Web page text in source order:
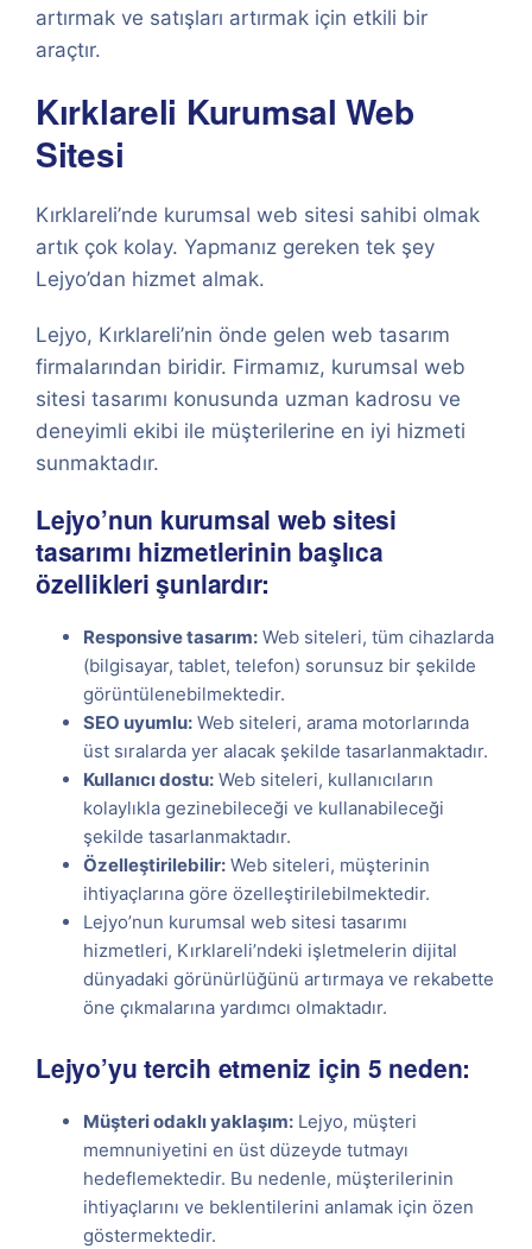
artırmak ve satışları artırmak için etkili bir
araçtır.
Kırklareli Kurumsal Web
Sitesi
Kırklareli’nde kurumsal web sitesi sahibi olmak
artık çok kolay. Yapmanız gereken tek şey
Lejyo’dan hizmet almak.
Lejyo, Kırklareli’nin önde gelen web tasarım
firmalarından biridir. Firmamız, kurumsal web
sitesi tasarımı konusunda uzman kadrosu ve
deneyimli ekibi ile müşterilerine en iyi hizmeti
sunmaktadır.
Lejyo’nun kurumsal web sitesi
tasarımı hizmetlerinin başlıca
özellikleri şunlardır:
Responsive tasarım: Web siteleri, tüm cihazlarda
(bilgisayar, tablet, telefon) sorunsuz bir şekilde
görüntülenebilmektedir.
SEO uyumlu: Web siteleri, arama motorlarında
üst sıralarda yer alacak şekilde tasarlanmaktadır.
Kullanıcı dostu: Web siteleri, kullanıcıların
kolaylıkla gezinebileceği ve kullanabileceği
şekilde tasarlanmaktadır.
Özelleştirilebilir: Web siteleri, müşterinin
ihtiyaçlarına göre özelleştirilebilmektedir.
Lejyo’nun kurumsal web sitesi tasarımı
hizmetleri, Kırklareli’ndeki işletmelerin dijital
dünyadaki görünürlüğünü artırmaya ve rekabette
öne çıkmalarına yardımcı olmaktadır.
Lejyo’yu tercih etmeniz için 5 neden:
Müşteri odaklı yaklaşım: Lejyo, müşteri
memnuniyetini en üst düzeyde tutmayı
hedeflemektedir. Bu nedenle, müşterilerinin
ihtiyaçlarını ve beklentilerini anlamak için özen
göstermektedir.